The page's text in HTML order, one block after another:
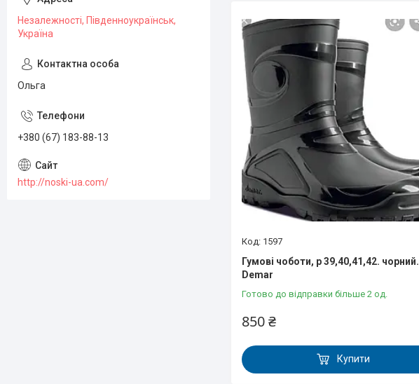
1597
Гумові чоботи, р 39,40,41,42. чорний.
Demar
Готово до відправки більше 2 од.
850 ₴
Купити
Незалежності, Південноукраїнськ,
Україна
Ольга
+380 (67) 183-88-13
http://noski-ua.com/